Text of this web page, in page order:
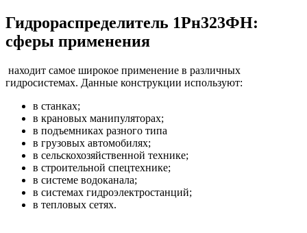
Гидрораспределитель 1Рн323ФН:
сферы применения
находит самое широкое применение в различных
гидросистемах. Данные конструкции используют:
в станках;
в крановых манипуляторах;
в подъемниках разного типа
в грузовых автомобилях;
в сельскохозяйственной технике;
в строительной спецтехнике;
в системе водоканала;
в системах гидроэлектростанций;
в тепловых сетях.